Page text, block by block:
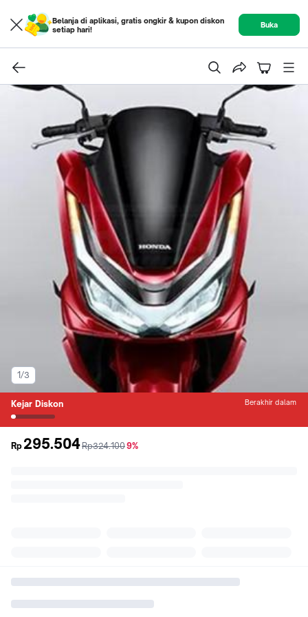
Belanja di aplikasi, gratis ongkir & kupon diskon
setiap hari!
Buka
1/3
Kejar Diskon Berakhir dalam
Rp 295.504sebelum
Rp324.100diskon
9%